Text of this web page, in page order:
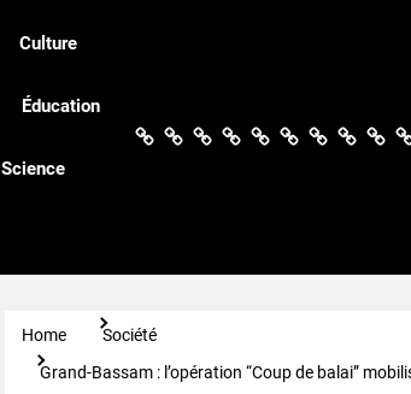
Culture
Éducation
Science
Actualités
Politique
Économie
CultureSociété
SportSantéCinéma
Home
Société
Grand-Bassam : l’opération “Coup de balai”